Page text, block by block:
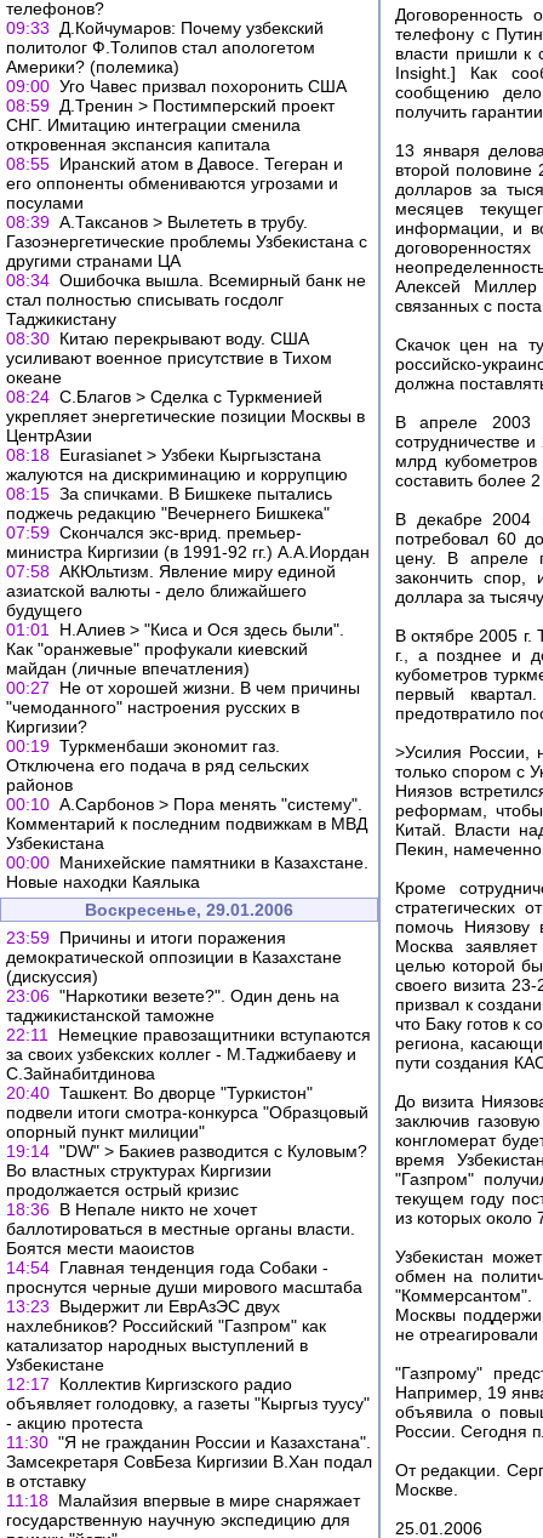
телефонов?
09:33
Д.Койчумаров: Почему узбекский
политолог Ф.Толипов стал апологетом
Америки? (полемика)
09:00 Уго Чавес призвал похоронить США
08:59 Д.Тренин > Постимперский проект
CНГ. Имитацию интеграции сменила
откровенная экспансия капитала
08:55 Иранский атом в Давосе. Тегеран и
его оппоненты обмениваются угрозами и
посулами
08:39 А.Таксанов > Вылететь в трубу.
Газоэнергетические проблемы Узбекистана с
другими странами ЦА
08:34 Ошибочка вышла. Всемирный банк не
стал полностью списывать госдолг
Таджикистану
08:30 Китаю перекрывают воду. США
усиливают военное присутствие в Тихом
океане
08:24 С.Благов > Сделка с Туркменией
укрепляет энергетические позиции Москвы в
ЦентрАзии
08:18 Eurasianet > Узбеки Кыргызстана
жалуются на дискриминацию и коррупцию
08:15 За спичками. В Бишкеке пытались
поджечь редакцию "Вечернего Бишкека"
07:59 Скончался экс-врид. премьер-
министра Киргизии (в 1991-92 гг.) А.А.Иордан
07:58 АКЮльтизм. Явление миру единой
азиатской валюты - дело ближайшего
будущего
01:01
Н.Алиев > "Киса и Ося здесь были".
Как "оранжевые" профукали киевский
майдан (личные впечатления)
00:27
Не от хорошей жизни. В чем причины
"чемоданного" настроения русских в
Киргизии?
00:19 Туркменбаши экономит газ.
Отключена его подача в ряд сельских
районов
00:10 А.Сарбонов > Пора менять "систему".
Комментарий к последним подвижкам в МВД
Узбекистана
00:00 Манихейские памятники в Казахстане.
Новые находки Каялыка
Воскресенье, 29.01.2006
23:59 Причины и итоги поражения
демократической оппозиции в Казахстане
(дискуссия)
23:06 "Наркотики везете?". Один день на
таджикистанской таможне
22:11
Немецкие правозащитники вступаются
за своих узбекских коллег - М.Таджибаеву и
С.Зайнабитдинова
20:40 Ташкент. Во дворце "Туркистон"
подвели итоги смотра-конкурса "Образцовый
опорный пункт милиции"
19:14 "DW" > Бакиев разводится с Куловым?
Во властных структурах Киргизии
продолжается острый кризис
18:36 В Непале никто не хочет
баллотироваться в местные органы власти.
Боятся мести маоистов
14:54 Главная тенденция года Собаки -
проснутся черные души мирового масштаба
13:23
Выдержит ли ЕврАзЭС двух
нахлебников? Российский "Газпром" как
катализатор народных выступлений в
Узбекистане
12:17
Коллектив Киргизского радио
объявляет голодовку, а газеты "Кыргыз туусу"
- акцию протеста
11:30 "Я не гражданин России и Казахстана".
Замсекретаря CовБеза Киргизии В.Хан подал
в отставку
11:18 Малайзия впервые в мире снаряжает
государственную научную экспедицию для
телефону с
власти пришли к
Insight.] Как
сообщению
получить
13 января
второй половине
долларов за
месяцев
информации, и
Алексей Миллер
связанных с
Скачок цен на
российско-
должна
В апреле 2003
сотрудничестве
млрд
составить более
В декабре 2004
потребовал 60
цену. В апреле
закончить
доллара за
В октябре 2005
г., а позднее и
кубометров
первый
предотвратило
>Усилия России,
только спором с
Ниязов
реформам, чтобы
Китай. Власти
Пекин,
Кроме
стратегических
помочь Ниязову
Москва
целью которой
своего визита
призвал к
что Баку готов к
региона,
пути создания
До визита
заключив
конгломерат
время
"Газпром"
текущем году
из которых
Узбекистан
обмен на
"Коммерсантом".
Москвы
не
"Газпрому"
Например, 19
объявила о
России. Сегодня
От редакции.
Москве.
25.01.2006